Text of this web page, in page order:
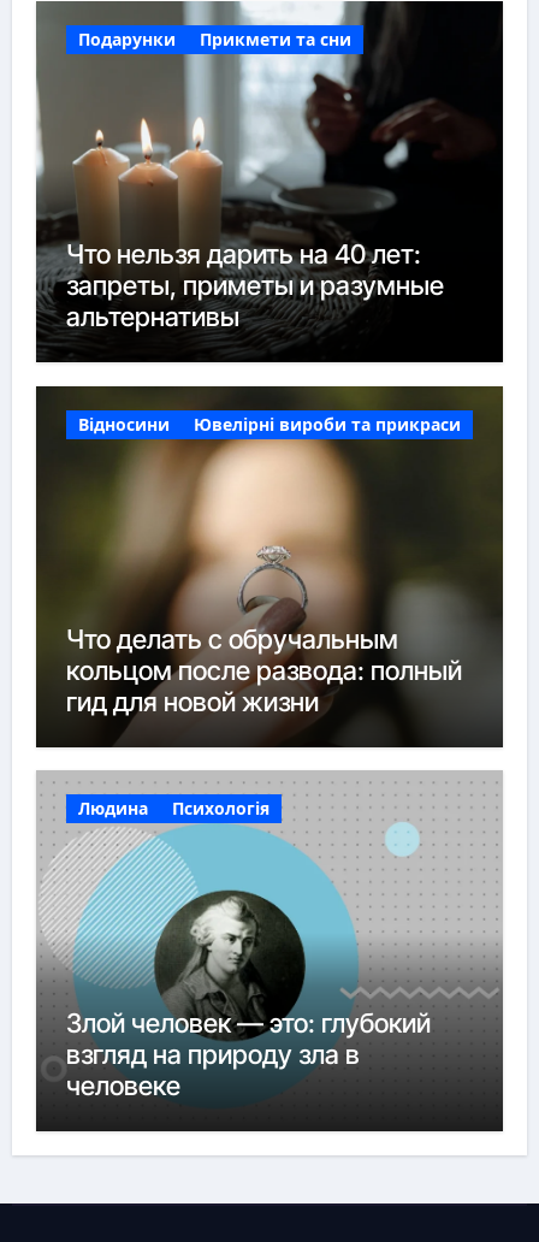
Подарунки Прикмети та сни
Что нельзя дарить на 40 лет:
запреты, приметы и разумные
альтернативы
Відносини Ювелірні вироби та прикраси
Что делать с обручальным
кольцом после развода: полный
гид для новой жизни
Людина Психологія
Злой человек — это: глубокий
взгляд на природу зла в
человеке